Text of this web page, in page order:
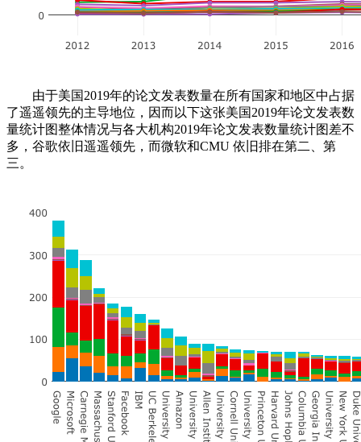
由于美国2019年的论文发表数量在所有国家和地区中占据
了遥遥领先的主导地位，因而以下这张美国2019年论文发表数
量统计图整体情况与各大机构2019年论文发表数量统计图差不
多，谷歌依旧遥遥领先，而微软和CMU 依旧排在第二、第
三。